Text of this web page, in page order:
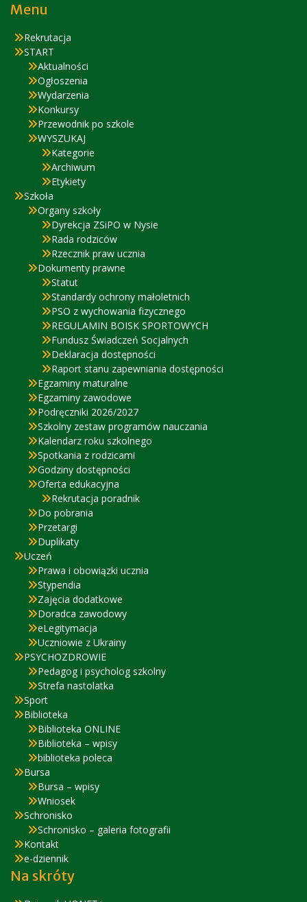
Menu
Rekrutacja
START
Aktualności
Ogłoszenia
Wydarzenia
Konkursy
Przewodnik po szkole
WYSZUKAJ
Kategorie
Archiwum
Etykiety
Szkoła
Organy szkoły
Dyrekcja ZSiPO w Nysie
Rada rodziców
Rzecznik praw ucznia
Dokumenty prawne
Statut
Standardy ochrony małoletnich
PSO z wychowania fizycznego
REGULAMIN BOISK SPORTOWYCH
Fundusz Świadczeń Socjalnych
Deklaracja dostępności
Raport stanu zapewniania dostępności
Egzaminy maturalne
Egzaminy zawodowe
Podręczniki 2026/2027
Szkolny zestaw programów nauczania
Kalendarz roku szkolnego
Spotkania z rodzicami
Godziny dostępności
Oferta edukacyjna
Rekrutacja poradnik
Do pobrania
Przetargi
Duplikaty
Uczeń
Prawa i obowiązki ucznia
Stypendia
Zajęcia dodatkowe
Doradca zawodowy
eLegitymacja
Uczniowie z Ukrainy
PSYCHOZDROWIE
Pedagog i psycholog szkolny
Strefa nastolatka
Sport
Biblioteka
Biblioteka ONLINE
Biblioteka – wpisy
biblioteka poleca
Bursa
Bursa – wpisy
Wniosek
Schronisko
Schronisko – galeria fotografii
Kontakt
e-dziennik
Na skróty